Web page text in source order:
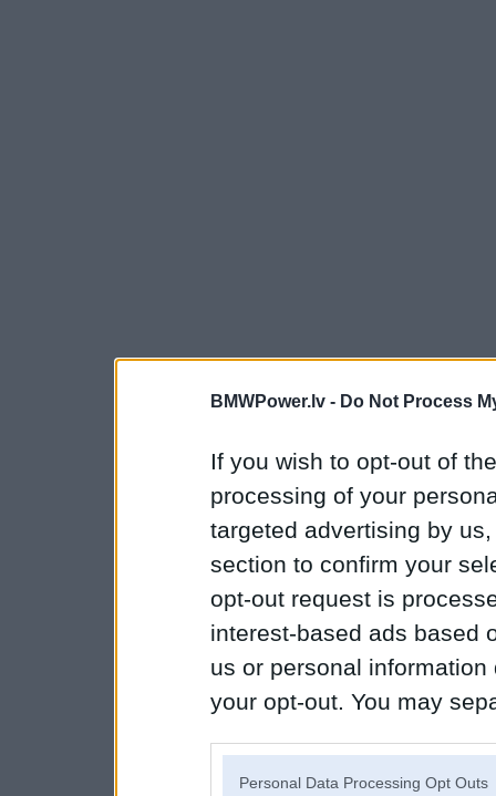
BMWPower.lv - Do Not Process
If you wish to opt-out of
processing of your
targeted advertising by
section to confirm your
opt-out request is
interest-based ads based
us or personal
your opt-out. You may
Personal Data Processing Opt Outs